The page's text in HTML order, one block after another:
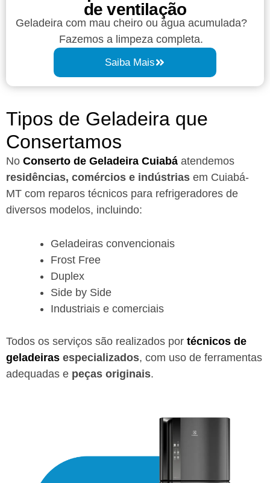
de ventilação
Geladeira com mau cheiro ou água acumulada?
Fazemos a limpeza completa.
Saiba Mais
Tipos de Geladeira que
Consertamos
No Conserto de Geladeira Cuiabá atendemos
residências, comércios e indústrias em Cuiabá-
MT com reparos técnicos para refrigeradores de
diversos modelos, incluindo:
Geladeiras convencionais
Frost Free
Duplex
Side by Side
Industriais e comerciais
Todos os serviços são realizados por técnicos de
geladeiras especializados, com uso de ferramentas
adequadas e peças originais.